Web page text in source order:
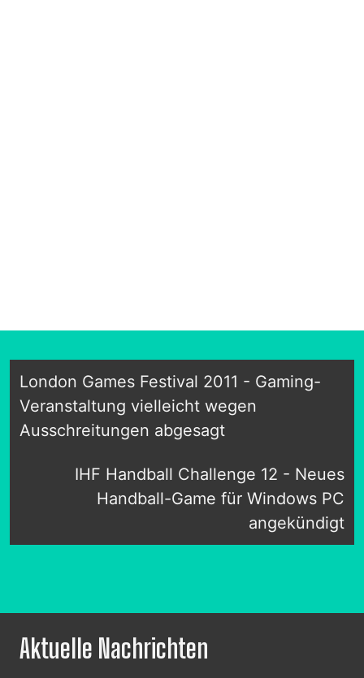
London Games Festival 2011 - Gaming-
Veranstaltung vielleicht wegen
Ausschreitungen abgesagt
IHF Handball Challenge 12 - Neues
Handball-Game für Windows PC
angekündigt
Aktuelle Nachrichten